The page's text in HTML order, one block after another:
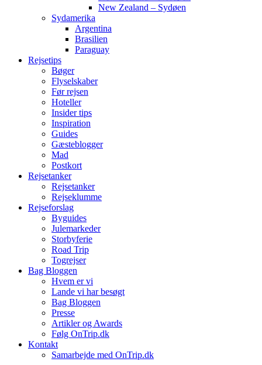
New Zealand – Sydøen
Sydamerika
Argentina
Brasilien
Paraguay
Rejsetips
Bøger
Flyselskaber
Før rejsen
Hoteller
Insider tips
Inspiration
Guides
Gæsteblogger
Mad
Postkort
Rejsetanker
Rejsetanker
Rejseklumme
Rejseforslag
Byguides
Julemarkeder
Storbyferie
Road Trip
Togrejser
Bag Bloggen
Hvem er vi
Lande vi har besøgt
Bag Bloggen
Presse
Artikler og Awards
Følg OnTrip.dk
Kontakt
Samarbejde med OnTrip.dk